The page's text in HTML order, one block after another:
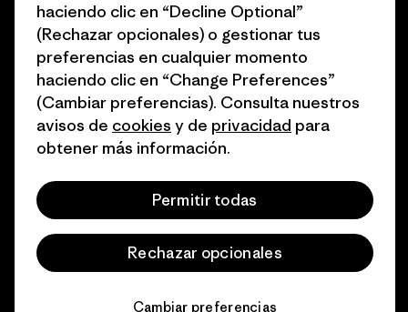
Encuentra una tienda
Mapa del sitio Patagonia
España
© 2026 Patagonia, Inc. Todos los derechos reservados.
haciendo clic en “Decline Optional”
(Rechazar opcionales) o gestionar tus
preferencias en cualquier momento
haciendo clic en “Change Preferences”
(Cambiar preferencias). Consulta nuestros
avisos de cookies y de privacidad para
obtener más información.
Permitir todas
Rechazar opcionales
Cambiar preferencias